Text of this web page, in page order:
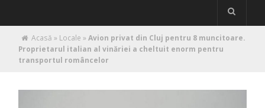
Acasă » Locale »Avion privat din Cluj pentru 8 muncitoare.
Proprietarul italian al vinăriei a cheltuit enorm pentru
transportul româncelor